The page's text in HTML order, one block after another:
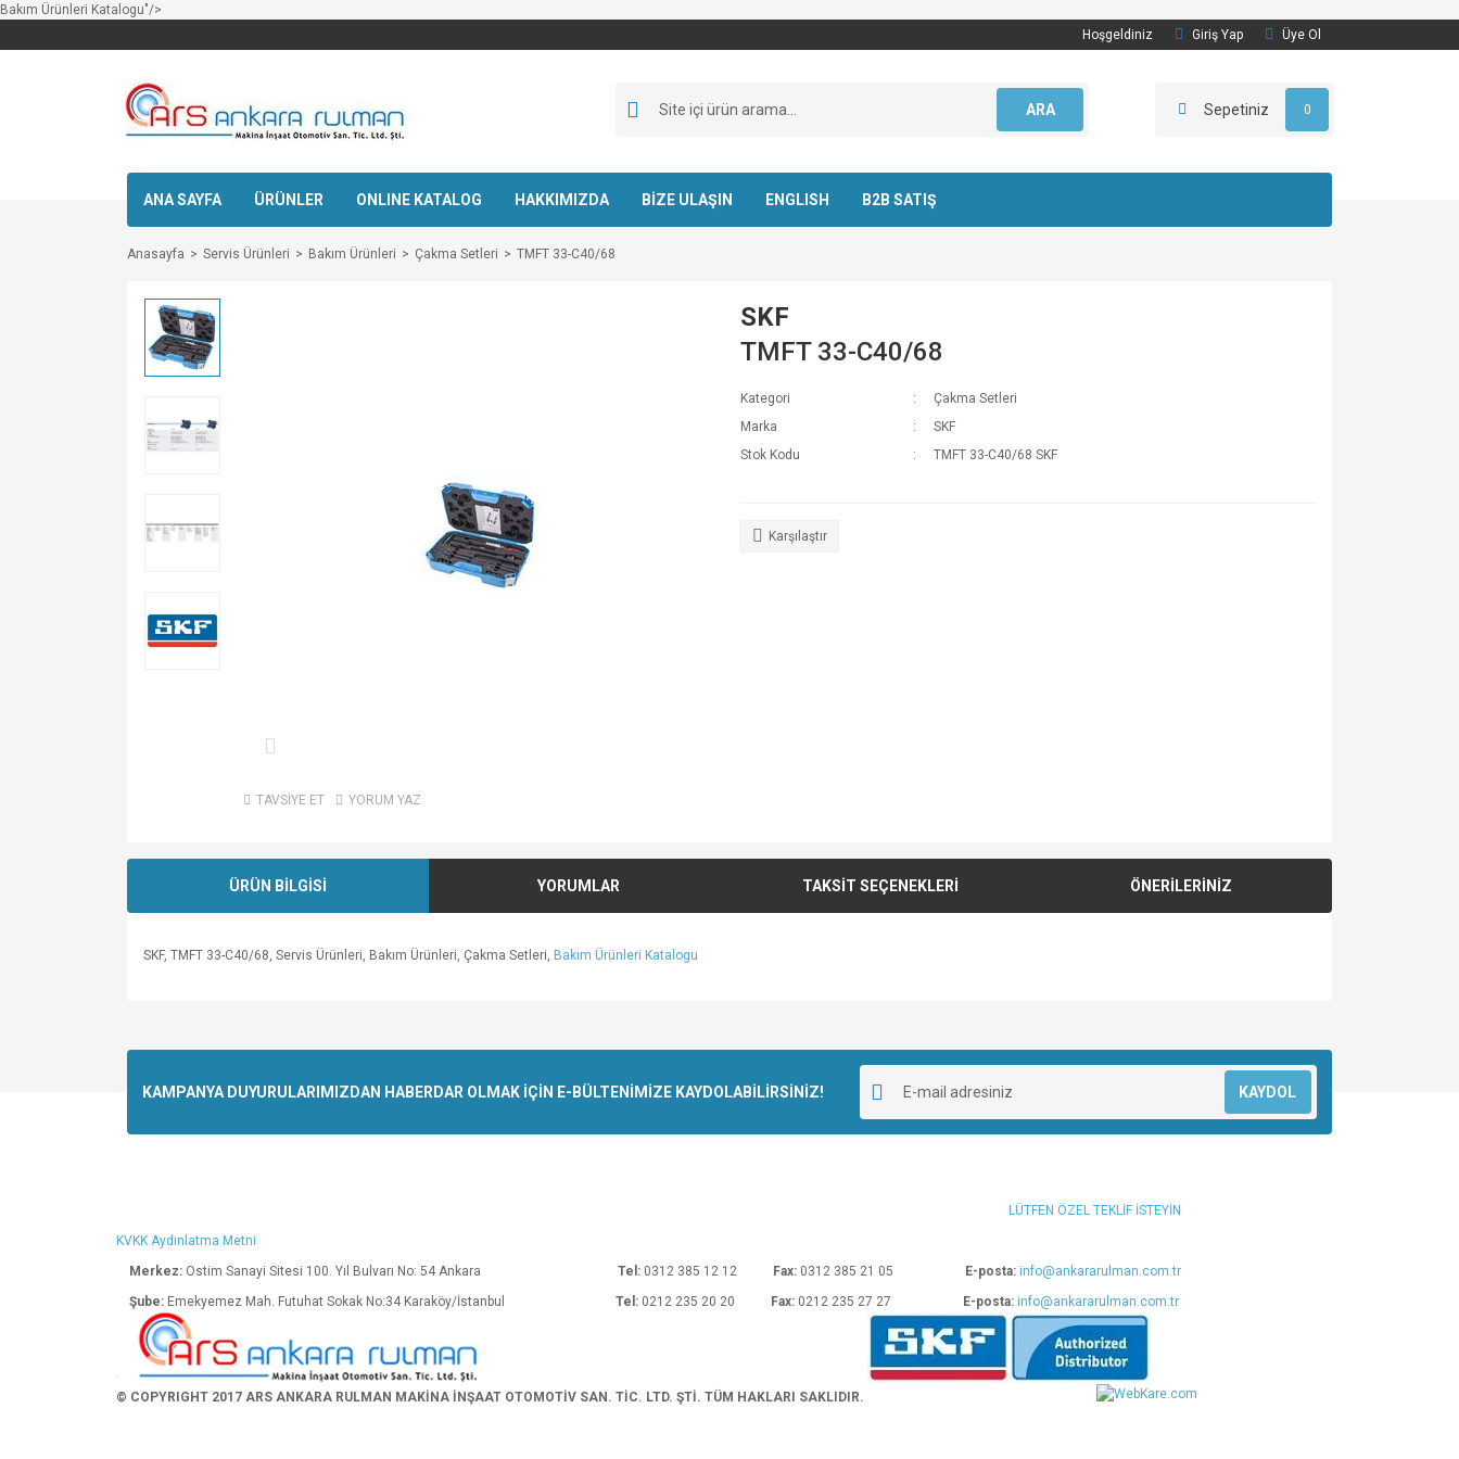
Bakım Ürünleri Katalogu"/>
Hoşgeldiniz
Giriş Yap Üye Ol
ARA Sepetiniz 0
ANA SAYFA ÜRÜNLER ONLINE KATALOG HAKKIMIZDA BİZE ULAŞIN ENGLISH B2B SATIŞ
Anasayfa Servis Ürünleri Bakım Ürünleri Çakma Setleri TMFT 33-C40/68
TAVSİYE ET YORUM YAZ
SKF
TMFT 33-C40/68
Kategori
Çakma Setleri
Marka
SKF
Stok Kodu
TMFT 33-C40/68 SKF
Karşılaştır
ÜRÜN BİLGİSİ YORUMLAR TAKSİT SEÇENEKLERİ ÖNERİLERİNİZ
SKF, TMFT 33-C40/68, Servis Ürünleri, Bakım Ürünleri, Çakma Setleri, Bakım Ürünleri Katalogu
Ürün resmi kalitesiz, bozuk veya görüntülenemiyor.
KAMPANYA DUYURULARIMIZDAN HABERDAR OLMAK İÇİN E-BÜLTENİMİZE KAYDOLABİLİRSİNİZ! KAYDOL
LÜTFEN ÖZEL TEKLİF İSTEYİN
KVKK Aydınlatma Metni
Merkez: Ostim Sanayi Sitesi 100. Yıl Bulvarı No: 54 Ankara Tel: 0312 385 12 12 Fax: 0312 385 21 05 E-posta: info@ankararulman.com.tr
Şube: Emekyemez Mah. Futuhat Sokak No:34 Karaköy/İstanbul Tel: 0212 235 20 20 Fax: 0212 235 27 27 E-posta: info@ankararulman.com.tr
© COPYRIGHT 2017 ARS ANKARA RULMAN MAKİNA İNŞAAT OTOMOTİV SAN. TİC. LTD. ŞTİ. TÜM HAKLARI SAKLIDIR.